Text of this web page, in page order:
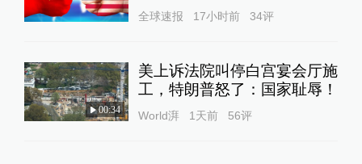
全球速报 17小时前 34评
00:34
美上诉法院叫停白宫宴会厅施
工，特朗普怒了：国家耻辱！
World湃 1天前 56评